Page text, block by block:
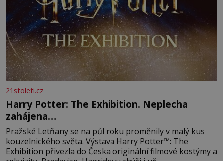
21stoleti.cz
Harry Potter: The Exhibition. Neplecha
zahájena…
Pražské Letňany se na půl roku proměnily v malý kus
kouzelnického světa. Výstava Harry Potter™: The
Exhibition přivezla do Česka originální filmové kostýmy a